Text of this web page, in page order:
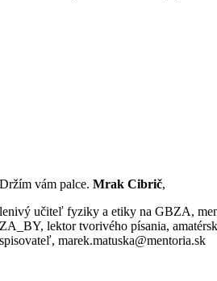
Držím vám palce.Mrak Cibrič,
lenivý učiteľ fyziky a etiky na GBZA,
ZA_BY, lektor tvorivého písania,
spisovateľ, marek.matuska@mentoria.sk